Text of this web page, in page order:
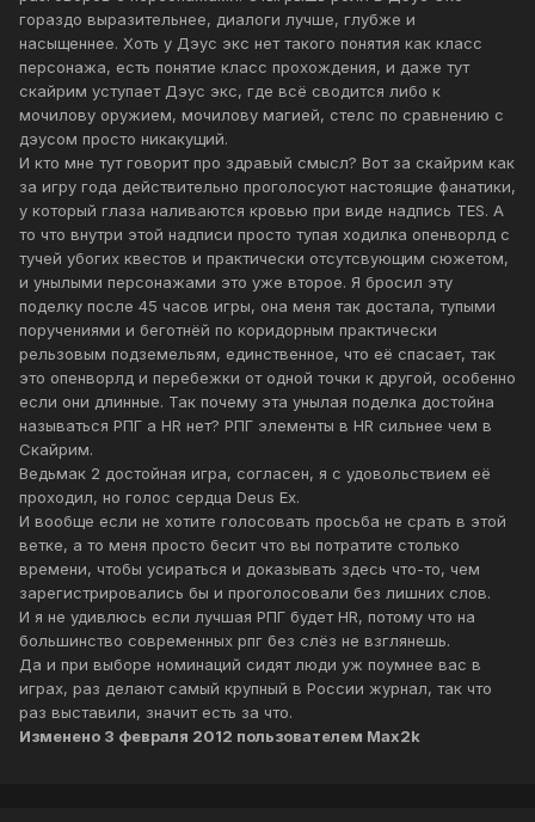
гораздо выразительнее, диалоги лучше, глубже и
насыщеннее. Хоть у Дэус экс нет такого понятия как класс
персонажа, есть понятие класс прохождения, и даже тут
скайрим уступает Дэус экс, где всё сводится либо к
мочилову оружием, мочилову магией, стелс по сравнению с
дэусом просто никакущий.
И кто мне тут говорит про здравый смысл? Вот за скайрим как
за игру года действительно проголосуют настоящие фанатики,
у который глаза наливаются кровью при виде надпиcь TES. А
то что внутри этой надписи просто тупая ходилка опенворлд с
тучей убогих квестов и практически отсутсвующим сюжетом,
и унылыми персонажами это уже второе. Я бросил эту
поделку после 45 часов игры, она меня так достала, тупыми
поручениями и беготнёй по коридорным практически
рельзовым подземельям, единственное, что её спасает, так
это опенворлд и перебежки от одной точки к другой, особенно
если они длинные. Так почему эта унылая поделка достойна
называться РПГ а HR нет? РПГ элементы в HR сильнее чем в
Скайрим.
Ведьмак 2 достойная игра, согласен, я с удовольствием её
проходил, но голос сердца Deus Ex.
И вообще если не хотите голосовать просьба не срать в этой
ветке, а то меня просто бесит что вы потратите столько
времени, чтобы усираться и доказывать здесь что-то, чем
зарегистрировались бы и проголосовали без лишних слов.
И я не удивлюсь если лучшая РПГ будет HR, потому что на
большинство современных рпг без слёз не взглянешь.
Да и при выборе номинаций сидят люди уж поумнее вас в
играх, раз делают самый крупный в России журнал, так что
раз выставили, значит есть за что.
Изменено 3 февраля 2012 пользователем Max2k